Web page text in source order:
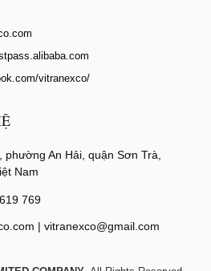
vitranexco/
phường An Hải, quận Sơn Trà,
Nam
769
| vitranexco@gmail.com